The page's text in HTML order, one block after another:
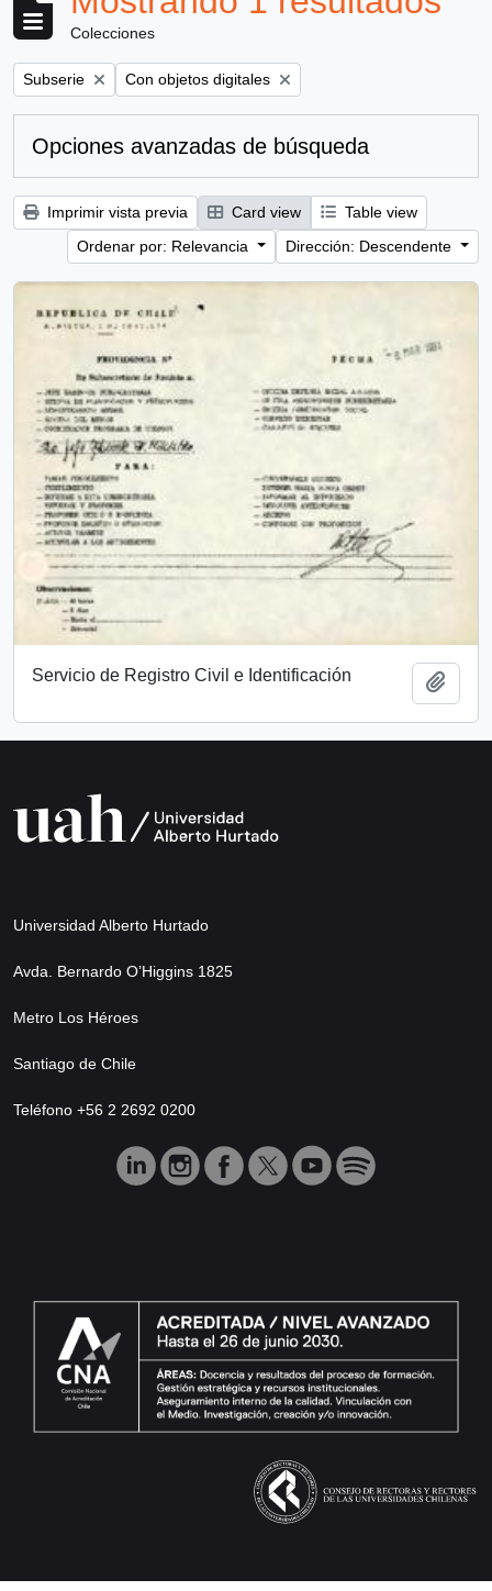
Colecciones
Remove filter:
Subserie Remove filter:
Con objetos digitales
Opciones avanzadas de búsqueda
Imprimir vista previa Card view
Table view
Ordenar por: Relevancia
Dirección: Descendente
Servicio de Registro Civil e Identificación
Universidad Alberto Hurtado
Avda. Bernardo O’Higgins 1825
Metro Los Héroes
Santiago de Chile
Teléfono +56 2 2692 0200